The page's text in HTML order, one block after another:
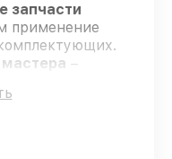
запчасти
применение
–
их